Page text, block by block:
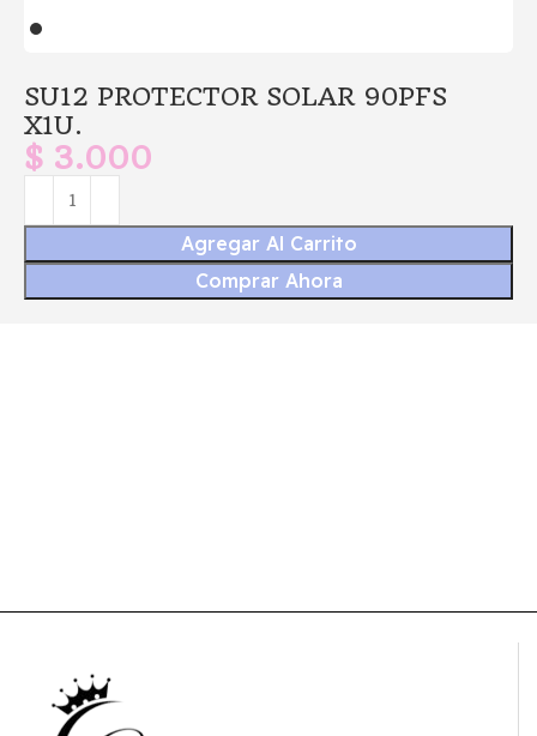
SU12 PROTECTOR SOLAR 90PFS
X1U.
$ 3.000
Agregar Al Carrito
Comprar Ahora